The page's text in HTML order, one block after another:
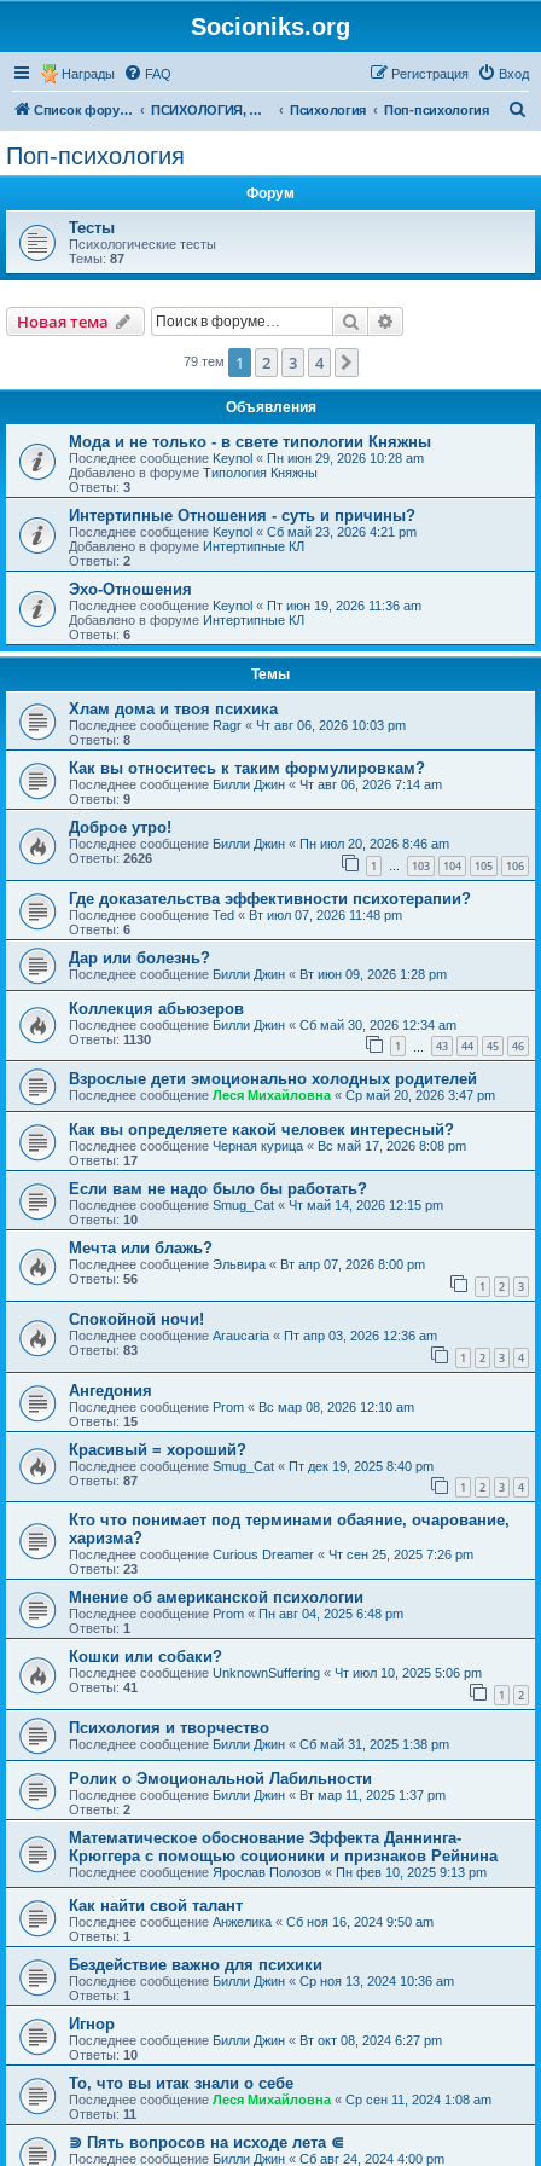
Socioniks.org
Награды FAQ Вход
Регистрация
Список форумов ПСИХОЛОГИЯ, ФИЛОСОФИЯ Психология Поп-психология
Поп-психология
Форум
Тесты
Психологические тесты
Темы: 87
Новая тема Поиск
79 тем 1 2 3 4
Объявления
Мода и не только - в свете типологии Княжны
Последнее сообщение Keynol « Пн июн 29, 2026 10:28 am
Добавлено в форуме Типология Княжны
Ответы: 3
Интертипные Отношения - суть и причины?
Последнее сообщение Keynol « Сб май 23, 2026 4:21 pm
Добавлено в форуме Интертипные КЛ
Ответы: 2
Эхо-Отношения
Последнее сообщение Keynol « Пт июн 19, 2026 11:36 am
Добавлено в форуме Интертипные КЛ
Ответы: 6
Темы
Хлам дома и твоя психика
Последнее сообщение Ragr « Чт авг 06, 2026 10:03 pm
Ответы: 8
Как вы относитесь к таким формулировкам?
Последнее сообщение Билли Джин « Чт авг 06, 2026 7:14 am
Ответы: 9
Доброе утро!
Последнее сообщение Билли Джин « Пн июл 20, 2026 8:46 am
Ответы: 2626 1 … 103 104 105 106
Где доказательства эффективности психотерапии?
Последнее сообщение Ted « Вт июл 07, 2026 11:48 pm
Ответы: 6
Дар или болезнь?
Последнее сообщение Билли Джин « Вт июн 09, 2026 1:28 pm
Коллекция абьюзеров
Последнее сообщение Билли Джин « Сб май 30, 2026 12:34 am
Ответы: 1130 1 43 44 45 46
Взрослые дети эмоционально холодных родителей
Последнее сообщение Леся Михайловна « Ср май 20, 2026 3:47 pm
Как вы определяете какой человек интересный?
Последнее сообщение Черная курица « Вс май 17, 2026 8:08 pm
Ответы: 17
Если вам не надо было бы работать?
Последнее сообщение Smug_Cat « Чт май 14, 2026 12:15 pm
Ответы: 10
Мечта или блажь?
Последнее сообщение Эльвира « Вт апр 07, 2026 8:00 pm
Ответы: 56 1 2 3
Спокойной ночи!
Последнее сообщение Araucaria « Пт апр 03, 2026 12:36 am
Ответы: 83 1 2 3 4
Ангедония
Последнее сообщение Prom « Вс мар 08, 2026 12:10 am
Ответы: 15
Красивый = хороший?
Последнее сообщение Smug_Cat « Пт дек 19, 2025 8:40 pm
Ответы: 87 1 2 3 4
Кто что понимает под терминами обаяние, очарование,
харизма?
Последнее сообщение Curious Dreamer « Чт сен 25, 2025 7:26 pm
Ответы: 23
Мнение об американской психологии
Последнее сообщение Prom « Пн авг 04, 2025 6:48 pm
Ответы: 1
Кошки или собаки?
Последнее сообщение UnknownSuffering « Чт июл 10, 2025 5:06 pm
Ответы: 41 1 2
Психология и творчество
Последнее сообщение Билли Джин « Сб май 31, 2025 1:38 pm
Ролик о Эмоциональной Лабильности
Последнее сообщение Билли Джин « Вт мар 11, 2025 1:37 pm
Ответы: 2
Математическое обоснование Эффекта Даннинга-
Крюггера с помощью соционики и признаков Рейнина
Последнее сообщение Ярослав Полозов « Пн фев 10, 2025 9:13 pm
Как найти свой талант
Последнее сообщение Анжелика « Сб ноя 16, 2024 9:50 am
Ответы: 1
Бездействие важно для психики
Последнее сообщение Билли Джин « Ср ноя 13, 2024 10:36 am
Ответы: 1
Игнор
Последнее сообщение Билли Джин « Вт окт 08, 2024 6:27 pm
Ответы: 10
То, что вы итак знали о себе
Последнее сообщение Леся Михайловна « Ср сен 11, 2024 1:08 am
Ответы: 11
⋑ Пять вопросов на исходе лета ⋐
Последнее сообщение Билли Джин « Сб авг 24, 2024 4:00 pm